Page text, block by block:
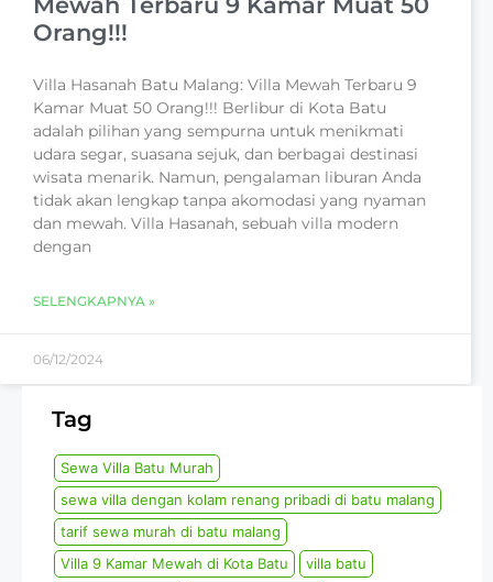
Orang!!!
Villa Hasanah Batu Malang: Villa Mewah Terbaru 9
Kamar Muat 50 Orang!!! Berlibur di Kota Batu
adalah pilihan yang sempurna untuk menikmati
udara segar, suasana sejuk, dan berbagai destinasi
wisata menarik. Namun, pengalaman liburan Anda
tidak akan lengkap tanpa akomodasi yang nyaman
dan mewah. Villa Hasanah, sebuah villa modern
dengan
SELENGKAPNYA »
06/12/2024
Tag
Sewa Villa Batu Murah
sewa villa dengan kolam renang pribadi di batu malang
tarif sewa murah di batu malang
Villa 9 Kamar Mewah di Kota Batu
villa batu